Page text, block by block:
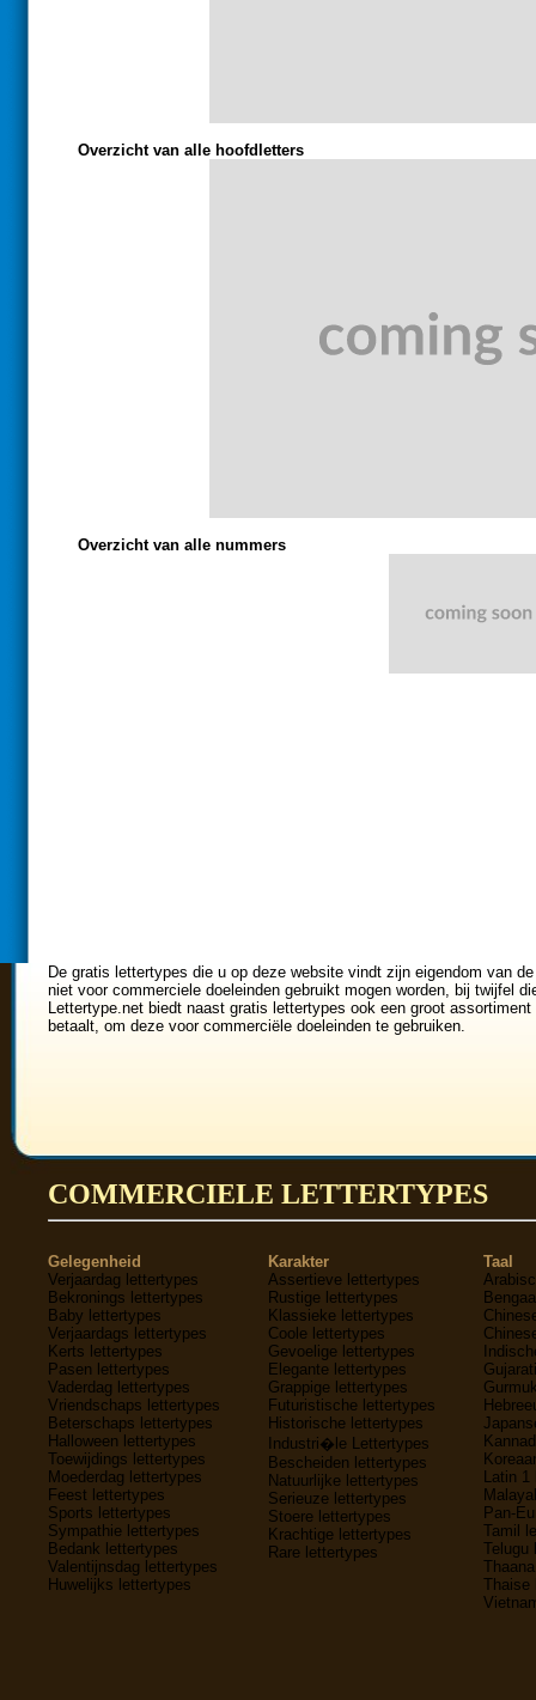
Overzicht van alle hoofdletters
Overzicht van alle nummers
De gratis lettertypes die u op deze website vindt zijn eigendom van
niet voor commerciele doeleinden gebruikt mogen worden, bij twijfel
Lettertype.net biedt naast gratis lettertypes ook een groot
betaalt, om deze voor commerciële doeleinden te gebruiken.
COMMERCIELE LETTERTYPES
Gelegenheid
Verjaardag lettertypes
Bekronings lettertypes
Baby lettertypes
Verjaardags lettertypes
Kerts lettertypes
Pasen lettertypes
Vaderdag lettertypes
Vriendschaps lettertypes
Beterschaps lettertypes
Halloween lettertypes
Toewijdings lettertypes
Moederdag lettertypes
Feest lettertypes
Sports lettertypes
Sympathie lettertypes
Bedank lettertypes
Valentijnsdag lettertypes
Huwelijks lettertypes
Karakter
Assertieve lettertypes
Rustige lettertypes
Klassieke lettertypes
Coole lettertypes
Gevoelige lettertypes
Elegante lettertypes
Grappige lettertypes
Futuristische lettertypes
Historische lettertypes
Industri�le Lettertypes
Bescheiden lettertypes
Natuurlijke lettertypes
Serieuze lettertypes
Stoere lettertypes
Krachtige lettertypes
Rare lettertypes
Taal
Latin 1
Pan-
Tamil
Telugu
Thaise